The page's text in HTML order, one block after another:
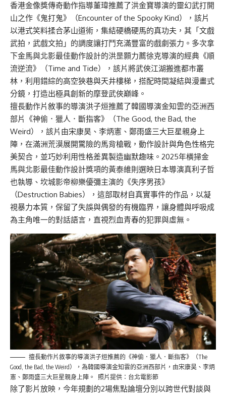
香港金像獎傳奇動作指導董瑋推薦了洪金寶導演的靈幻武打開
山之作《鬼打鬼》（Encounter of the Spooky Kind），該片
以港式笑料揉合茅山道術，集結硬橋硬馬的真功夫，其「文戲
武拍，武戲文拍」的調度讓打鬥充滿豐富的戲劇張力。多次拿
下金馬與北影最佳動作設計的洪昰顥力薦徐克導演的經典《順
流逆流》（Time and Tide），該片將武俠江湖搬進都市叢
林，利用錯綜的高空狹巷與天井樓梯，搭配時間凝結與漫畫式
分鏡，打造出極具創新的摩登武俠巔峰。
擅長動作片敘事的導演洪子烜推薦了韓國導演金知雲的亞洲西
部片《神偷．獵人．斷指客》（The Good, the Bad, the
Weird），該片由宋康昊、李炳憲、鄭雨盛三大巨星親身上
陣，在滿洲荒漠展開驚險的馬背槍戰，動作設計與角色性格完
美契合，並巧妙利用性格差異製造幽默趣味。2025年橫掃金
馬與北影最佳動作設計獎項的黃泰維則選映日本導演真利子哲
也執導、坎城影帝柳樂優彌主演的《失序男孩》
（Destruction Babies），這部取材自真實事件的作品，以凝
視暴力本質，保留了失誤與偶發的有機臨界，讓身體與呼吸成
為主角唯一的對話語言，直視烈血青春的犯罪與虛無。
擅長動作片敘事的導演洪子烜推薦的《神偷．獵人．斷指客》（The
Good, the Bad, the Weird），為韓國導演金知雲的亞洲西部片，由宋康昊、李炳
憲、鄭雨盛三大巨星親身上陣。 照片提供：台北電影節
除了影片放映，今年規劃的2場焦點論壇分別以跨世代對談與